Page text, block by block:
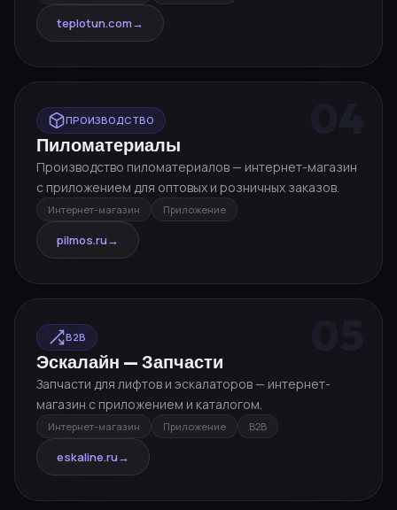
teplotun.com→
ПРОИЗВОДСТВО
Пиломатериалы
Производство пиломатериалов — интернет-магазин
с приложением для оптовых и розничных заказов.
Интернет-магазин Приложение
pilmos.ru→
B2B
Эскалайн — Запчасти
Запчасти для лифтов и эскалаторов — интернет-
магазин с приложением и каталогом.
Интернет-магазин Приложение B2B
eskaline.ru→